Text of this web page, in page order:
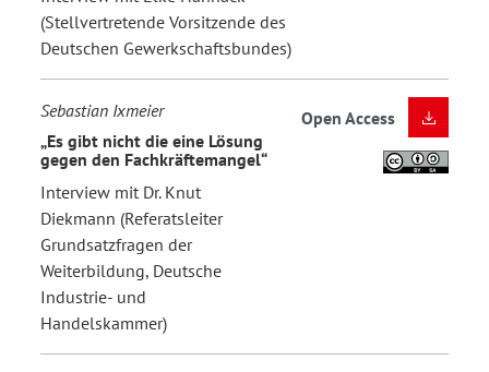
(Stellvertretende Vorsitzende des
Deutschen Gewerkschaftsbundes)
Sebastian Ixmeier
„Es gibt nicht die eine Lösung
gegen den Fachkräftemangel“
Interview mit Dr. Knut
Diekmann (Referatsleiter
Grundsatzfragen der
Weiterbildung, Deutsche
Industrie- und
Handelskammer)
Open Access